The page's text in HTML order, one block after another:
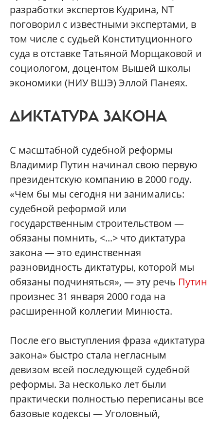
разработки экспертов Кудрина, NT
поговорил с известными экспертами, в
том числе с судьей Конституционного
суда в отставке Татьяной Морщаковой и
социологом, доцентом Вышей школы
экономики (НИУ ВШЭ) Эллой Панеях.
ДИКТАТУРА ЗАКОНА
С масштабной судебной реформы
Владимир Путин начинал свою первую
президентскую компанию в 2000 году.
«Чем бы мы сегодня ни занимались:
судебной реформой или
государственным строительством —
обязаны помнить, <...> что диктатура
закона — это единственная
разновидность диктатуры, которой мы
обязаны подчиняться», — эту речь Путин
произнес 31 января 2000 года на
расширенной коллегии Минюста.
После его выступления фраза «диктатура
закона» быстро стала негласным
девизом всей последующей судебной
реформы. За несколько лет были
практически полностью переписаны все
базовые кодексы — Уголовный,